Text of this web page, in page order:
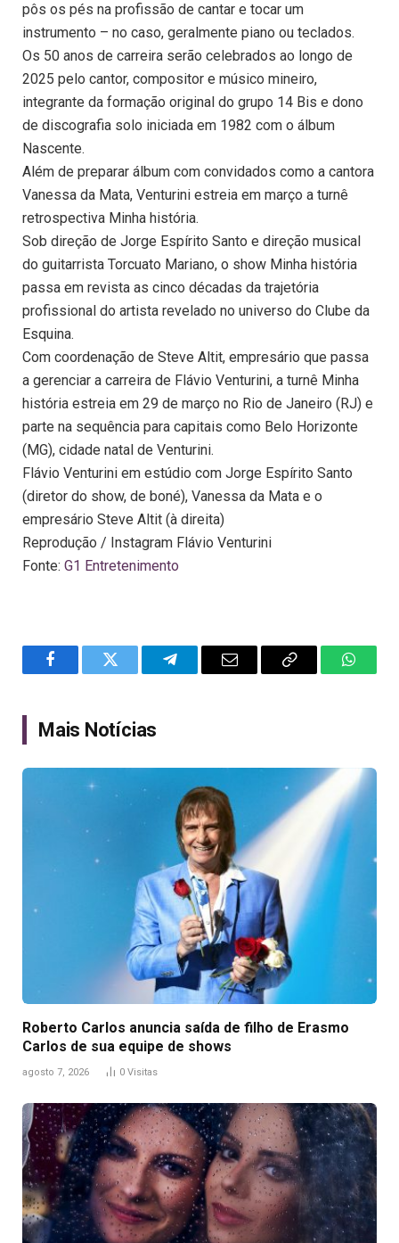
pôs os pés na profissão de cantar e tocar um
instrumento – no caso, geralmente piano ou teclados.
Os 50 anos de carreira serão celebrados ao longo de
2025 pelo cantor, compositor e músico mineiro,
integrante da formação original do grupo 14 Bis e dono
de discografia solo iniciada em 1982 com o álbum
Nascente.
Além de preparar álbum com convidados como a cantora
Vanessa da Mata, Venturini estreia em março a turnê
retrospectiva Minha história.
Sob direção de Jorge Espírito Santo e direção musical
do guitarrista Torcuato Mariano, o show Minha história
passa em revista as cinco décadas da trajetória
profissional do artista revelado no universo do Clube da
Esquina.
Com coordenação de Steve Altit, empresário que passa
a gerenciar a carreira de Flávio Venturini, a turnê Minha
história estreia em 29 de março no Rio de Janeiro (RJ) e
parte na sequência para capitais como Belo Horizonte
(MG), cidade natal de Venturini.
Flávio Venturini em estúdio com Jorge Espírito Santo
(diretor do show, de boné), Vanessa da Mata e o
empresário Steve Altit (à direita)
Reprodução / Instagram Flávio Venturini
Fonte: G1 Entretenimento
FacebookTwitter TelegramEmail
Copy
Mais Notícias
Roberto Carlos anuncia saída de filho de Erasmo
Carlos de sua equipe de shows
agosto 7, 2026 0 Visitas